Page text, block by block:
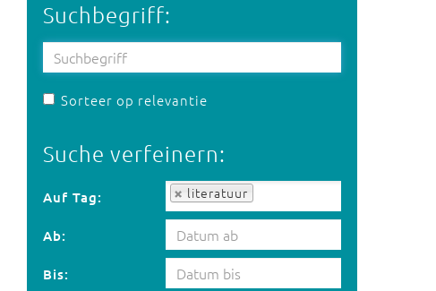
Suchbegriff:
Sorteer op relevantie
Suche verfeinern:
Auf Tag: literatuur
Auf Tag:
Ab:
Bis: